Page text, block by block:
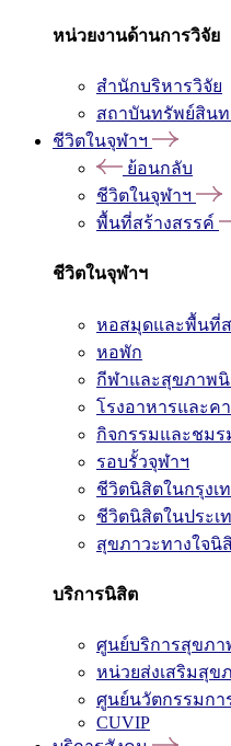
หน่วยงานด้านการวิจัย
สำนักบริหารวิจัย
สถาบันทรัพย์สิน
ชีวิตในจุฬาฯ
ย้อนกลับ
ชีวิตในจุฬาฯ
พื้นที่สร้างสรรค์
ชีวิตในจุฬาฯ
หอสมุดและพื้นที่ส
หอพัก
กีฬาและสุขภาพ
โรงอาหารและคา
กิจกรรมและชมร
รอบรั้วจุฬาฯ
ชีวิตนิสิตในกรุงเ
ชีวิตนิสิตในประเ
สุขภาวะทางใจนิ
บริการนิสิต
ศูนย์บริการสุขภา
หน่วยส่งเสริมสุข
ศูนย์นวัตกรรมการ
CUVIP